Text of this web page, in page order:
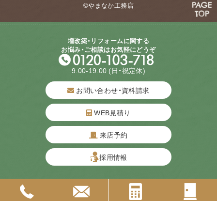
©やまなか工務店
増改築・リフォームに関する
お悩み・ご相談はお気軽にどうぞ
9:00-19:00 (日・祝定休)
お問い合わせ・資料請求
WEB見積り
来店予約
採用情報